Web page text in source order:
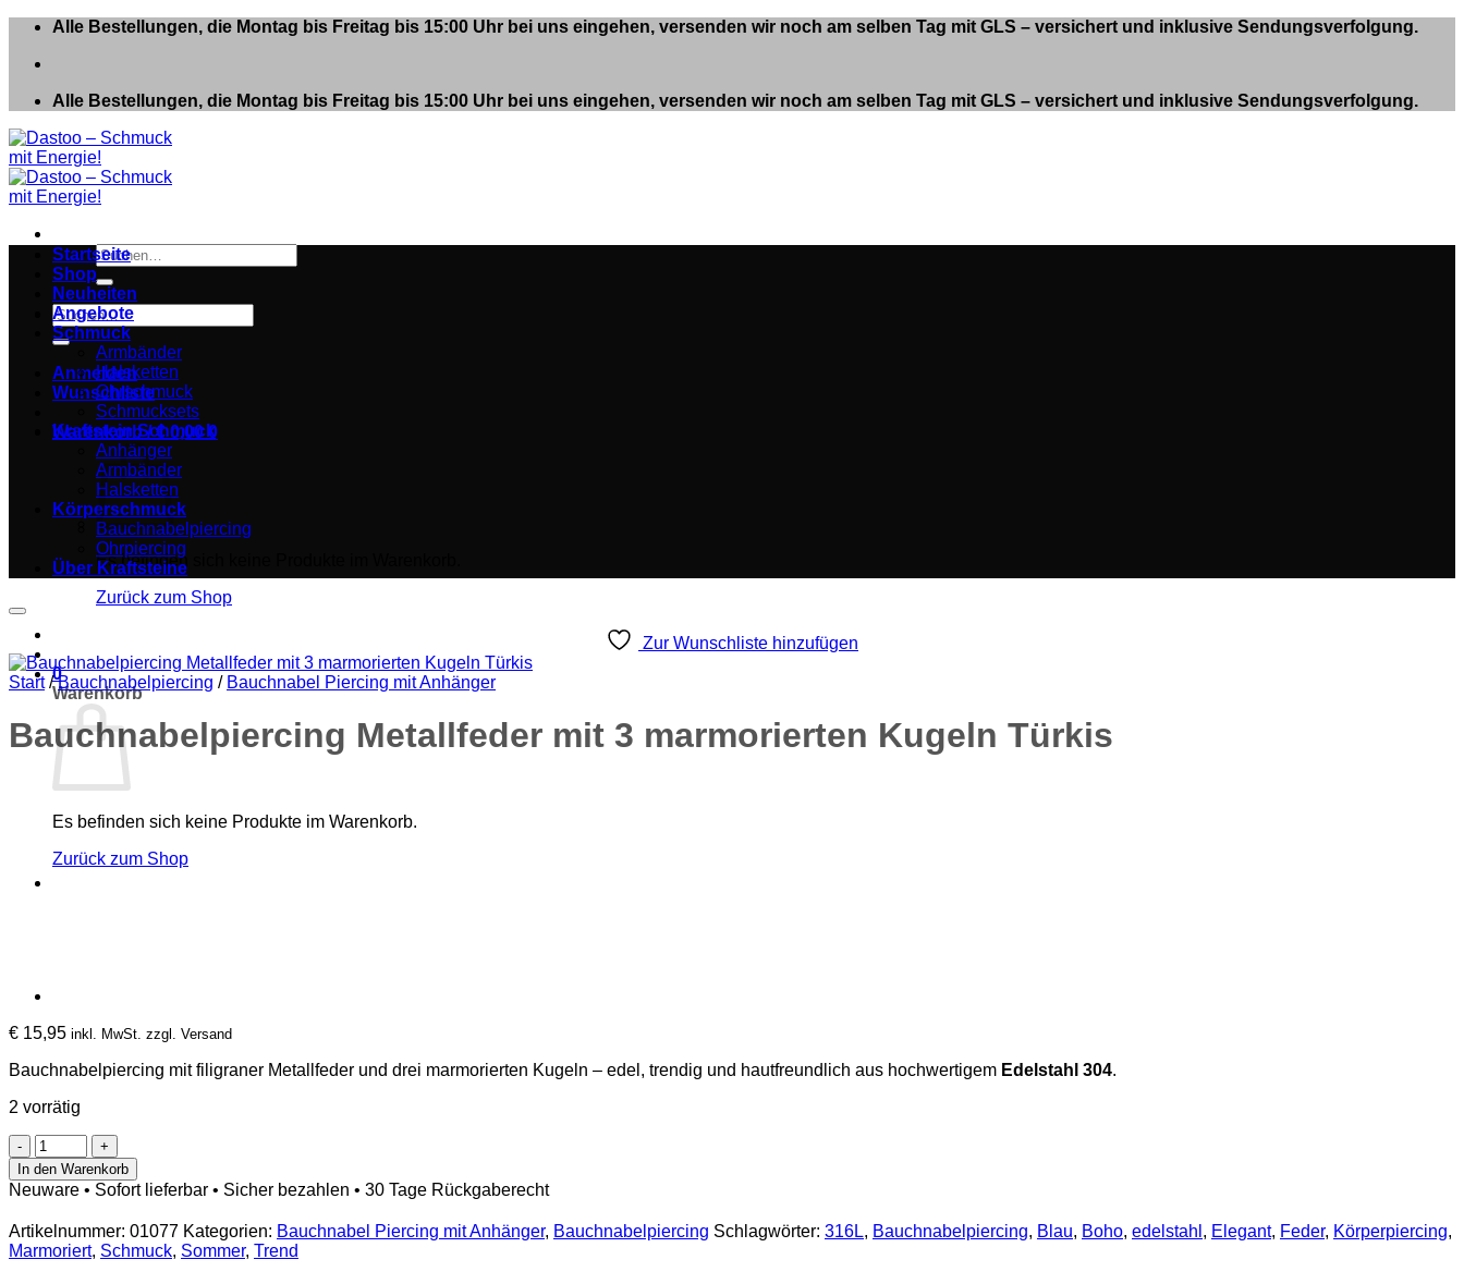
Zum
springen
Alle Bestellungen, die Montag bis Freitag bis 15:00 Uhr bei uns eingehen, versenden wir noch am selben Tag mit GLS – versichert und inklusive Sendungsverfolgung.
Alle Bestellungen, die Montag bis Freitag bis 15:00 Uhr bei uns eingehen, versenden wir noch am selben Tag mit GLS – versichert und inklusive Sendungsverfolgung.
Suchen
nach:
Suchen
nach:
Anmelden
Wunschliste
Warenkorb /€0,00 0
Es befinden sich keine Produkte im Warenkorb.
Zurück zum Shop
0
Warenkorb
Es befinden sich keine Produkte im Warenkorb.
Zurück zum Shop
Startseite
Shop
Neuheiten
Angebote
Schmuck
Armbänder
Halsketten
Ohrschmuck
Schmucksets
Kraftstein Schmuck
Anhänger
Armbänder
Halsketten
Körperschmuck
Bauchnabelpiercing
Ohrpiercing
Über Kraftsteine
Zur Wunschliste hinzufügen
Start / Bauchnabelpiercing / Bauchnabel Piercing mit Anhänger
Bauchnabelpiercing Metallfeder mit 3 marmorierten Kugeln Türkis
€ 15,95 inkl. MwSt. zzgl. Versand
Bauchnabelpiercing mit filigraner Metallfeder und drei marmorierten Kugeln – edel, trendig und hautfreundlich aus hochwertigem Edelstahl 304.
2 vorrätig
Bauchnabelpiercing
Metallfeder
mit
3
marmorierten
Kugeln
Türkis
In den Warenkorb
Neuware • Sofort lieferbar • Sicher bezahlen • 30 Tage Rückgaberecht
Artikelnummer: 01077 Kategorien: Bauchnabel Piercing mit Anhänger, Bauchnabelpiercing Schlagwörter: 316L, Bauchnabelpiercing, Blau, Boho, edelstahl , Elegant, Feder, Körperpiercing,
Marmoriert, Schmuck, Sommer, Trend